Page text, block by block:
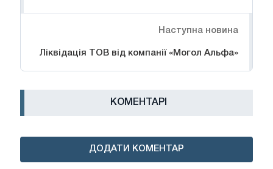
Наступна новина
Ліквідація ТОВ від компанії «Могол Альфа»
КОМЕНТАРІ
ДОДАТИ КОМЕНТАР